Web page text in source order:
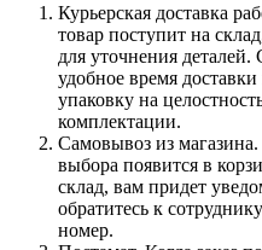
Курьерская доставка
товар поступит на
для уточнения
удобное время
упаковку на
комплектации.
Самовывоз из
выбора появится в
склад, вам придет
обратитесь к
номер.